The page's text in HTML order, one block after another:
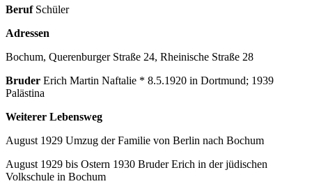
Beruf Schüler
Adressen
Bochum, Querenburger Straße 24, Rheinische Straße 28
Bruder Erich Martin Naftalie * 8.5.1920 in Dortmund; 1939
Palästina
Weiterer Lebensweg
August 1929 Umzug der Familie von Berlin nach Bochum
August 1929 bis Ostern 1930 Bruder Erich in der jüdischen
Volkschule in Bochum